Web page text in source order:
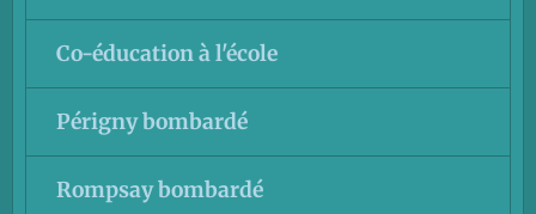
Co-éducation à l'école
Périgny bombardé
Rompsay bombardé